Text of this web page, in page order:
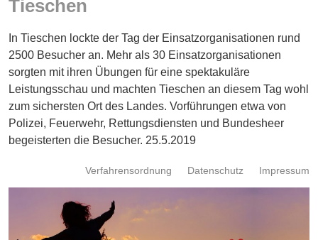
Energie
Schnöll
gfrogt
Zonen
Podcast
Tieschen
In Tieschen lockte der Tag der Einsatzorganisationen rund
2500 Besucher an. Mehr als 30 Einsatzorganisationen
sorgten mit ihren Übungen für eine spektakuläre
Leistungsschau und machten Tieschen an diesem Tag wohl
zum sichersten Ort des Landes. Vorführungen etwa von
Polizei, Feuerwehr, Rettungsdiensten und Bundesheer
begeisterten die Besucher. 25.5.2019
Impressum
Datenschutz
Verfahrensordnung